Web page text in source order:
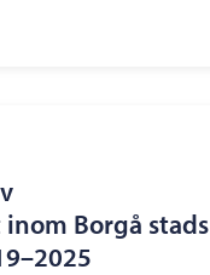
Borgå stads